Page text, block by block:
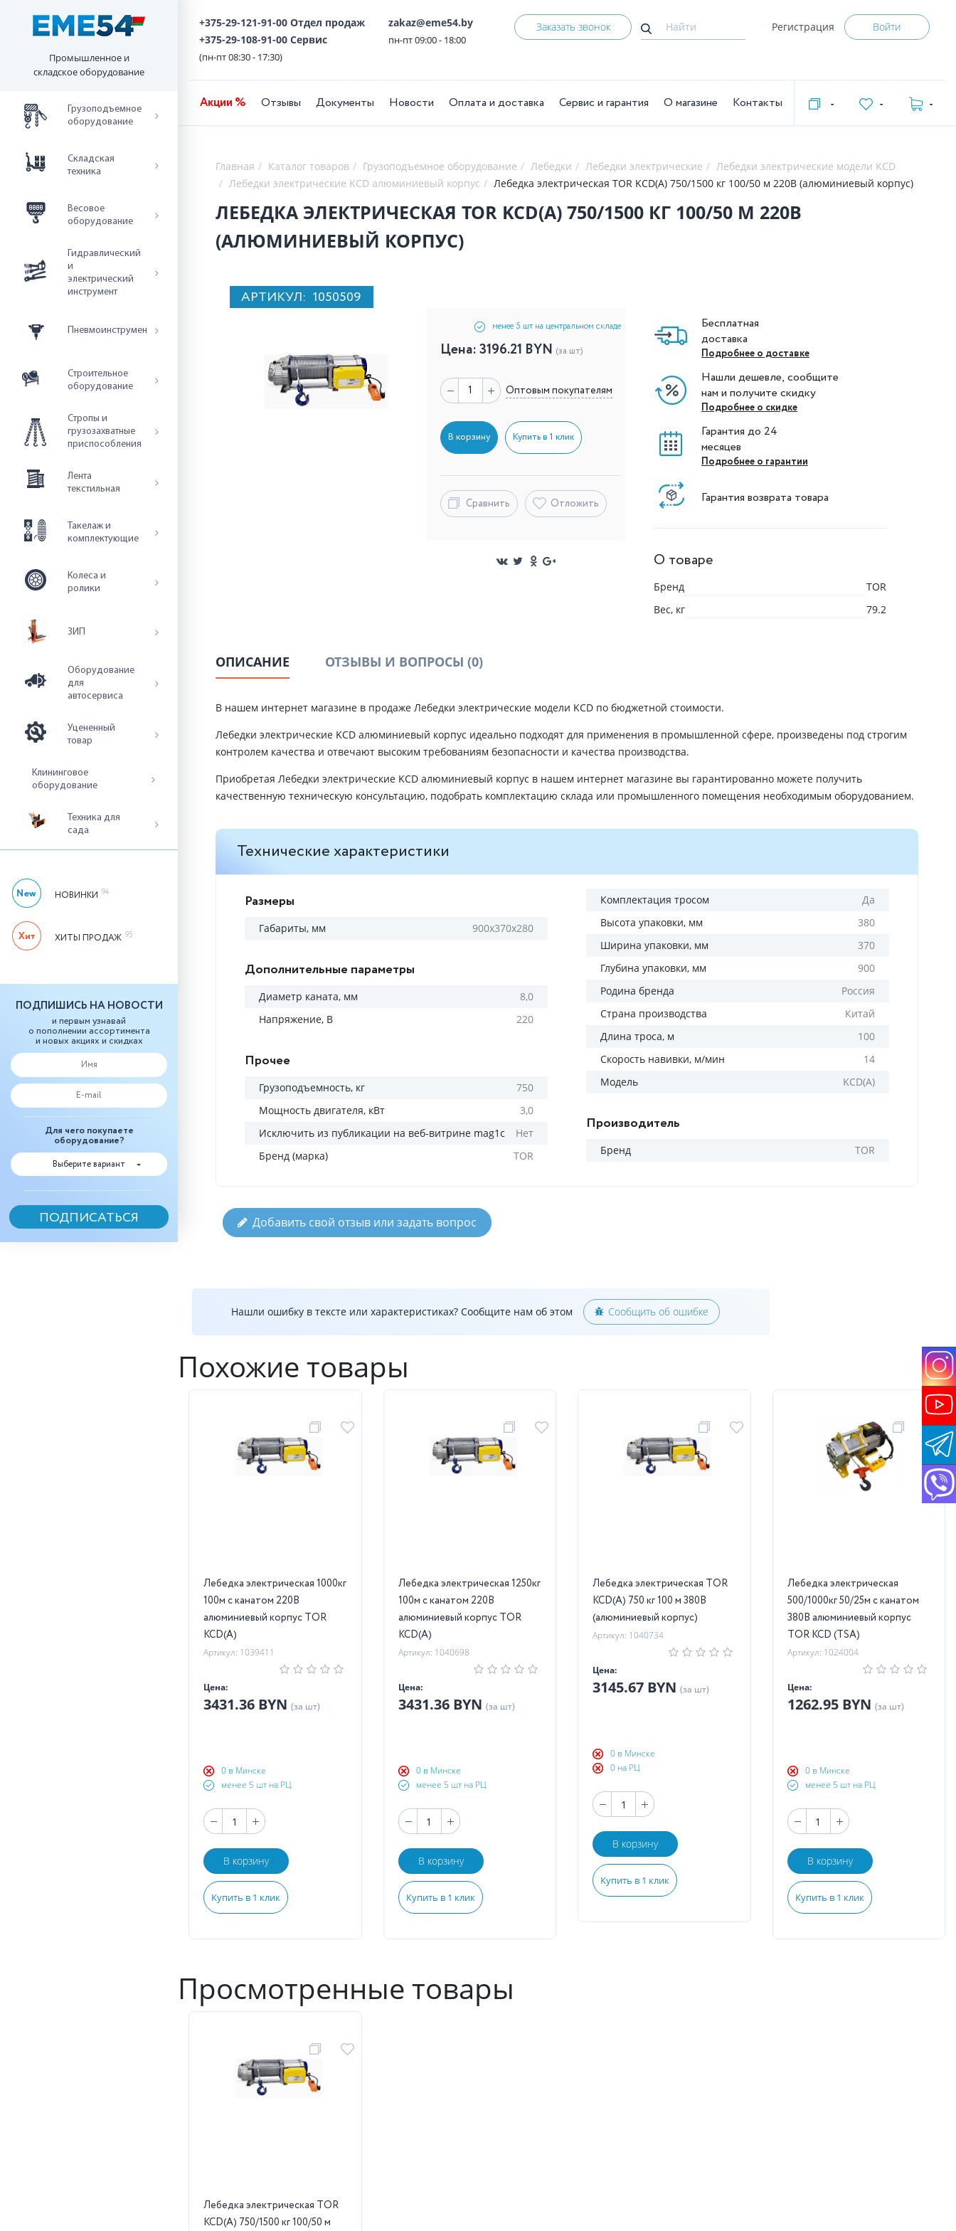
Промышленное и
складское оборудование
Грузоподъемное
оборудование
Складская
техника
Весовое
оборудование
Гидравлический
и
электрический
инструмент
Пневмоинструмент
Строительное
оборудование
Стропы и
грузозахватные
приспособления
Лента
текстильная
Такелаж и
комплектующие
Колеса и
ролики
ЗИП
Оборудование
для
автосервиса
Уцененный
товар
Клининговое
оборудование
Техника для
сада
НОВИНКИ 94
ХИТЫ ПРОДАЖ 95
ПОДПИШИСЬ НА НОВОСТИ
и первым узнавай
о пополнении ассортимента
и новых акциях и скидках
Для чего покупаете
оборудование?
Выберите вариант
+375-29-121-91-00 Отдел продаж
+375-29-108-91-00 Сервис
(пн-пт 08:30 - 17:30)
zakaz@eme54.by
пн-пт 09:00 - 18:00
Заказать звонок Регистрация Войти
Акции % Отзывы Документы Новости Оплата и доставка Сервис и гарантия О магазине Контакты - - -
Главная Каталог товаров Грузоподъемное оборудование Лебедки Лебедки электрические
Лебедки электрические модели KCD
Лебедки электрические KCD алюминиевый корпус
Лебедка электрическая TOR KCD(А) 750/1500 кг 100/50 м 220В (алюминиевый корпус)
ЛЕБЕДКА ЭЛЕКТРИЧЕСКАЯ TOR KCD(А) 750/1500 КГ 100/50 М 220В
(АЛЮМИНИЕВЫЙ КОРПУС)
АРТИКУЛ: 1050509
менее 5 шт на центральном складе
Цена:3196.21 BYN (за шт)
Оптовым покупателям
В корзину Купить в 1 клик
Сравнить Отложить
Бесплатная
доставка
Подробнее о доставке
Нашли дешевле, сообщите
нам и получите скидку
Подробнее о скидке
Гарантия до 24
месяцев
Подробнее о гарантии
Гарантия возврата товара
О товаре
Бренд
TOR
Вес, кг
79.2
ОПИСАНИЕ ОТЗЫВЫ И ВОПРОСЫ (0)
В нашем интернет магазине в продаже Лебедки электрические модели KCD по бюджетной стоимости.
Лебедки электрические KCD алюминиевый корпус идеально подходят для применения в промышленной сфере, произведены под строгим
контролем качества и отвечают высоким требованиям безопасности и качества производства.
Приобретая Лебедки электрические KCD алюминиевый корпус в нашем интернет магазине вы гарантированно можете получить
качественную техническую консультацию, подобрать комплектацию склада или промышленного помещения необходимым оборудованием.
Технические характеристики
Размеры
Габариты, мм 900х370х280
Дополнительные параметры
Диаметр каната, мм
8,0
Напряжение, В
220
Прочее
Грузоподъемность, кг
750
Мощность двигателя, кВт
3,0
Исключить из публикации на веб-витрине mag1c
Нет
Бренд (марка)
TOR
Комплектация тросом
Да
Высота упаковки, мм
380
Ширина упаковки, мм
370
Глубина упаковки, мм
900
Родина бренда
Россия
Страна производства
Китай
Длина троса, м
100
Скорость навивки, м/мин
14
Модель
KCD(А)
Производитель
Бренд TOR
Добавить свой отзыв или задать вопрос
Нашли ошибку в тексте или характеристиках? Сообщите нам об этом Сообщить об ошибке
Похожие товары
Лебедка электрическая 1000кг
100м с канатом 220В
алюминиевый корпус TOR
KCD(А)
Артикул: 1039411
Цена:
3431.36 BYN (за шт)
0 в Минске
менее 5 шт на РЦ
В корзину
Купить в 1 клик
Лебедка электрическая 1250кг
100м с канатом 220В
алюминиевый корпус TOR
KCD(А)
Артикул: 1040698
Цена:
3431.36 BYN (за шт)
0 в Минске
менее 5 шт на РЦ
В корзину
Купить в 1 клик
Лебедка электрическая TOR
KCD(А) 750 кг 100 м 380В
(алюминиевый корпус)
Артикул: 1040734
Цена:
3145.67 BYN (за шт)
0 в Минске
0 на РЦ
В корзину
Купить в 1 клик
Лебедка электрическая
500/1000кг 50/25м с канатом
380В алюминиевый корпус
TOR KCD (TSA)
Артикул: 1024004
Цена:
1262.95 BYN (за шт)
0 в Минске
менее 5 шт на РЦ
В корзину
Купить в 1 клик
Просмотренные товары
Лебедка электрическая TOR
KCD(А) 750/1500 кг 100/50 м